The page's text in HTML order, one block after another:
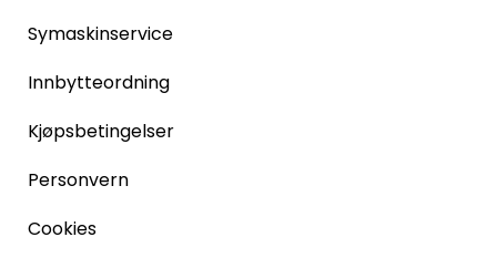
Symaskinservice
Innbytteordning
Kjøpsbetingelser
Personvern
Cookies